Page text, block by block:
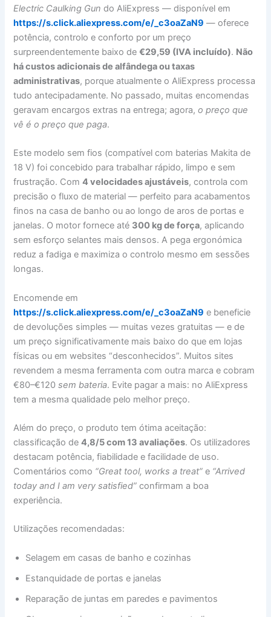
Electric Caulking Gun do AliExpress — disponível em
https://s.click.aliexpress.com/e/_c3oaZaN9 — oferece
potência, controlo e conforto por um preço
surpreendentemente baixo de€29,59 (IVA incluído). Não
há custos adicionais de alfândega ou taxas
administrativas, porque atualmente o AliExpress processa
tudo antecipadamente. No passado, muitas encomendas
geravam encargos extras na entrega; agora,o preço que
vê é o preço que paga.
Este modelo sem fios (compatível com baterias Makita de
18 V) foi concebido para trabalhar rápido, limpo e sem
frustração. Com4 velocidades ajustáveis, controla com
precisão o fluxo de material — perfeito para acabamentos
finos na casa de banho ou ao longo de aros de portas e
janelas. O motor fornece até 300 kg de força, aplicando
sem esforço selantes mais densos. A pega ergonómica
reduz a fadiga e maximiza o controlo mesmo em sessões
longas.
Encomende em
https://s.click.aliexpress.com/e/_c3oaZaN9 e beneficie
de devoluções simples — muitas vezes gratuitas — e de
um preço significativamente mais baixo do que em lojas
físicas ou em websites “desconhecidos”. Muitos sites
revendem a mesma ferramenta com outra marca e cobram
€80–€120sem bateria. Evite pagar a mais: no AliExpress
tem a mesma qualidade pelo melhor preço.
Além do preço, o produto tem ótima aceitação:
classificação de4,8/5 com 13 avaliações. Os utilizadores
destacam potência, fiabilidade e facilidade de uso.
Comentários como “Great tool, works a treat” e “Arrived
today and I am very satisfied” confirmam a boa
experiência.
Utilizações recomendadas:
Selagem em casas de banho e cozinhas
Estanquidade de portas e janelas
Reparação de juntas em paredes e pavimentos